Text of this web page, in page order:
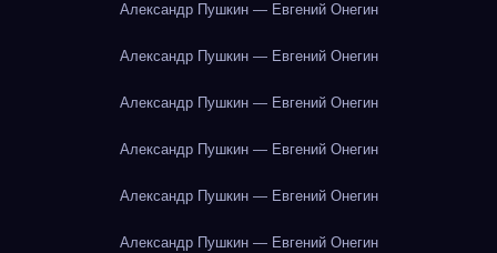
Александр Пушкин — Евгений Онегин
Александр Пушкин — Евгений Онегин
Александр Пушкин — Евгений Онегин
Александр Пушкин — Евгений Онегин
Александр Пушкин — Евгений Онегин
Александр Пушкин — Евгений Онегин